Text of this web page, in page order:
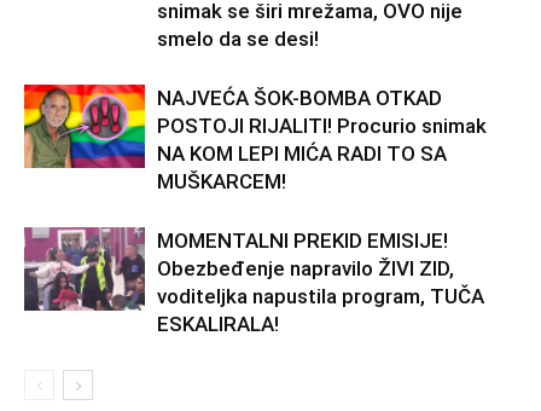
snimak se širi mrežama, OVO nije
smelo da se desi!
NAJVEĆA ŠOK-BOMBA OTKAD
POSTOJI RIJALITI! Procurio snimak
NA KOM LEPI MIĆA RADI TO SA
MUŠKARCEM!
MOMENTALNI PREKID EMISIJE!
Obezbeđenje napravilo ŽIVI ZID,
voditeljka napustila program, TUČA
ESKALIRALA!